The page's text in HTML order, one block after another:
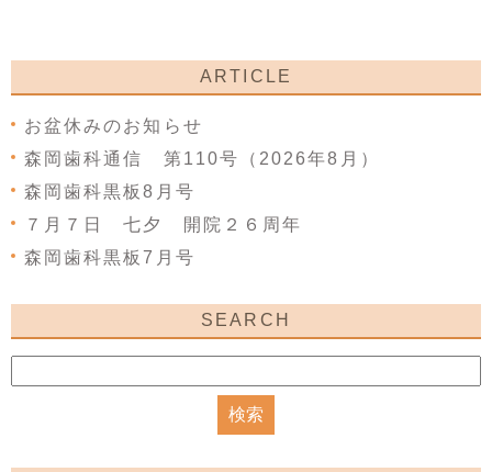
ARTICLE
お盆休みのお知らせ
森岡歯科通信 第110号（2026年8月）
森岡歯科黒板8月号
７月７日 七夕 開院２６周年
森岡歯科黒板7月号
SEARCH